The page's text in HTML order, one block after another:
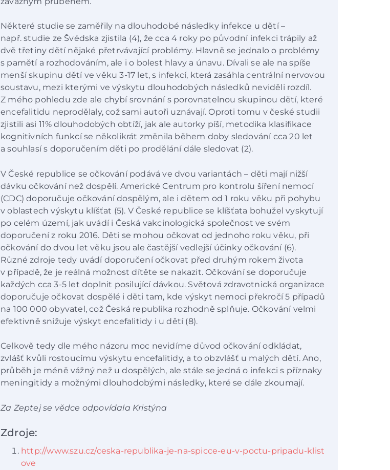
Některé studie se zaměřily na dlouhodobé následky infekce u dětí –
např. studie ze Švédska zjistila (4), že cca 4 roky po původní infekci trápily až
dvě třetiny dětí nějaké přetrvávající problémy. Hlavně se jednalo o problémy
s pamětí a rozhodováním, ale i o bolest hlavy a únavu. Dívali se ale na spíše
menší skupinu dětí ve věku 3-17 let, s infekcí, která zasáhla centrální nervovou
soustavu, mezi kterými ve výskytu dlouhodobých následků neviděli rozdíl.
Z mého pohledu zde ale chybí srovnání s porovnatelnou skupinou dětí, které
encefalitidu neprodělaly, což sami autoři uznávají. Oproti tomu v české studii
zjistili asi 11% dlouhodobých obtíží, jak ale autorky píší, metodika klasifikace
kognitivních funkcí se několikrát změnila během doby sledování cca 20 let
a souhlasí s doporučením děti po prodělání dále sledovat (2).
V České republice se očkování podává ve dvou variantách – děti mají nižší
dávku očkování než dospělí. Americké Centrum pro kontrolu šíření nemocí
(CDC) doporučuje očkování dospělým, ale i dětem od 1 roku věku při pohybu
v oblastech výskytu klíšťat (5). V České republice se klíšťata bohužel vyskytují
po celém území, jak uvádí i Česká vakcinologická společnost ve svém
doporučení z roku 2016. Děti se mohou očkovat od jednoho roku věku, při
očkování do dvou let věku jsou ale častější vedlejší účinky očkování (6).
Různé zdroje tedy uvádí doporučení očkovat před druhým rokem života
v případě, že je reálná možnost dítěte se nakazit. Očkování se doporučuje
každých cca 3-5 let doplnit posilující dávkou. Světová zdravotnická organizace
doporučuje očkovat dospělé i děti tam, kde výskyt nemoci překročí 5 případů
na 100 000 obyvatel, což Česká republika rozhodně splňuje. Očkování velmi
efektivně snižuje výskyt encefalitidy i u dětí (8).
Celkově tedy dle mého názoru moc nevidíme důvod očkování odkládat,
zvlášť kvůli rostoucímu výskytu encefalitidy, a to obzvlášť u malých dětí. Ano,
průběh je méně vážný než u dospělých, ale stále se jedná o infekci s příznaky
meningitidy a možnými dlouhodobými následky, které se dále zkoumají.
Za Zeptej se vědce odpovídala Kristýna
Zdroje:
http://www.szu.cz/ceska-republika-je-na-spicce-eu-v-poctu-pripadu-klist
ove